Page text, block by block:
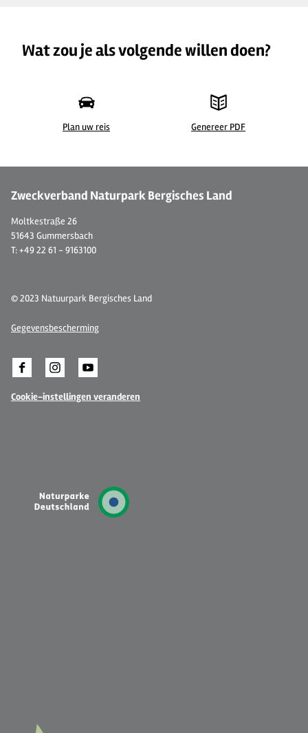
Wat zou je als volgende willen doen?
Plan uw reis Genereer PDF
Zweckverband Naturpark Bergisches Land
Moltkestraße 26
51643 Gummersbach
T: +49 22 61 - 9163100
© 2023 Natuurpark Bergisches Land
Gegevensbescherming
Cookie-instellingen veranderen